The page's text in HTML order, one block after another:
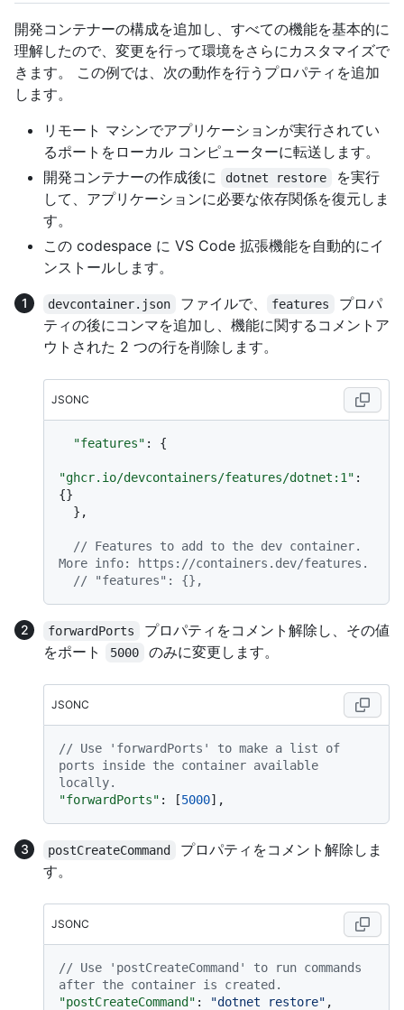
開発コンテナーの構成を追加し、すべての機能を基本的に
理解したので、変更を行って環境をさらにカスタマイズで
きます。 この例では、次の動作を行うプロパティを追加
します。
リモート マシンでアプリケーションが実行されてい
るポートをローカル コンピューターに転送します。
開発コンテナーの作成後に
dotnet restore
を実行
して、アプリケーションに必要な依存関係を復元しま
す。
この codespace に VS Code 拡張機能を自動的にイ
ンストールします。
devcontainer.json ファイルで、 features
プロパ
ティの後にコンマを追加し、機能に関するコメントア
ウトされた 2 つの行を削除します。
JSONC
"features" : {
"ghcr.io/devcontainers/features/dotnet:1" :
{}
} ,
// Features to add to the dev container.
More info: https://containers.dev/features.
// "features": {},
forwardPorts
プロパティをコメント解除し、その値
をポート
5000 のみに変更します。
JSONC
// Use 'forwardPorts' to make a list of
ports inside the container available
locally.
"forwardPorts" : [5000] ,
postCreateCommand
プロパティをコメント解除しま
す。
JSONC
// Use 'postCreateCommand' to run commands
after the container is created.
"postCreateCommand" : "dotnet restore" ,